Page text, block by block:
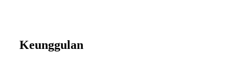
Keunggulan